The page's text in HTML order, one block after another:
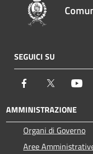
SEGUICI SU
Facebook Twitter
AMMINISTRAZIONE
Organi di Governo
Aree